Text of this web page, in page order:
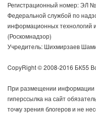
Регистрационный номер: ЭЛ
Федеральной службой по
информационных технологий
(Роскомнадзор)
Учредитель: Шихмирзаев
CopyRight © 2008-2016 БК55
При размещении информации
гиперссылка на сайт
точку зрения блогеров и не